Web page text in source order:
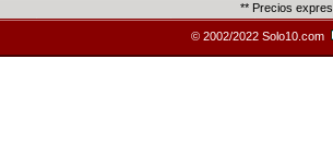
** Precios
© 2002/2022 Solo10.com